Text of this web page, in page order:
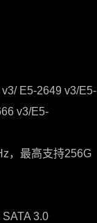
E5-2649 v3/E5-
v3/E5-
，最高支持256G
3.0